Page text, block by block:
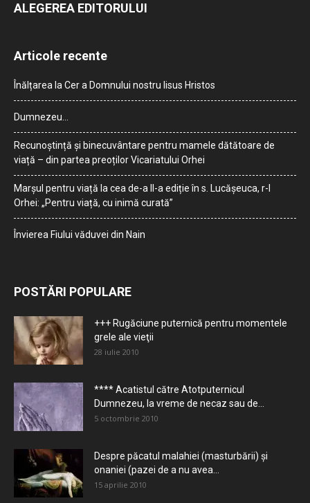
ALEGEREA EDITORULUI
Articole recente
Înălțarea la Cer a Domnului nostru Iisus Hristos
Dumnezeu…
Recunoștință și binecuvântare pentru mamele dătătoare de
viață – din partea preoților Vicariatului Orhei
Marșul pentru viață la cea de-a II-a ediție în s. Lucășeuca, r-l
Orhei: „Pentru viață, cu inimă curată”
Învierea Fiului văduvei din Nain
POSTĂRI POPULARE
+++ Rugăciune puternică pentru momentele
grele ale vieţii
28 iulie 2010
**** Acatistul către Atotputernicul
Dumnezeu, la vreme de necaz sau de...
5 octombrie 2010
Despre păcatul malahiei (masturbării) şi
onaniei (pazei de a nu avea...
15 aprilie 2010